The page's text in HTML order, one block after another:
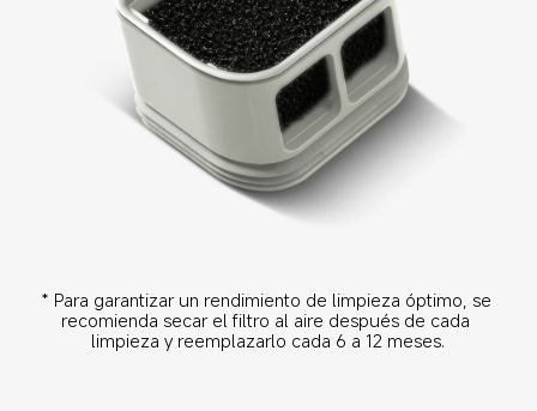
* Para garantizar un rendimiento de limpieza óptimo, se
recomienda secar el filtro al aire después de cada
limpieza y reemplazarlo cada 6 a 12 meses.